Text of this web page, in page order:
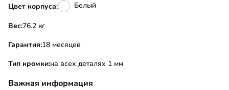
Цвет корпуса: Белый
Вес:
76.2 кг
Гарантия:18 месяцев
Тип кромки:на всех деталях 1 мм
Важная информация